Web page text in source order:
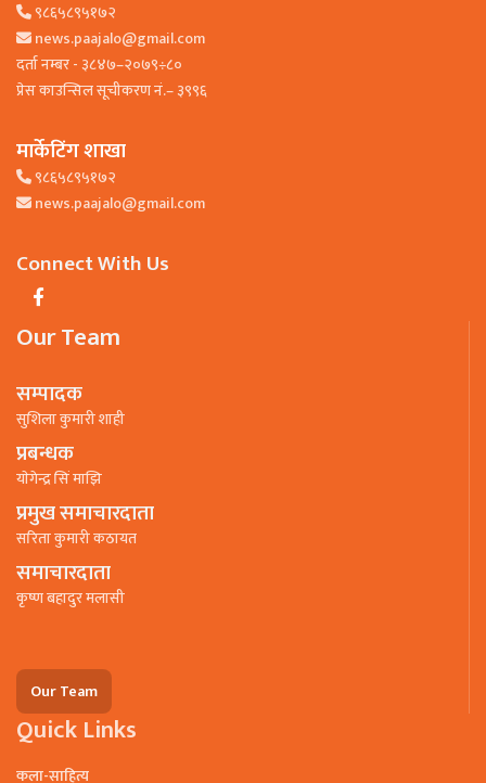
९८६५८९५१७२
news.paajalo@gmail.com
दर्ता नम्बर - ३८४७–२०७९÷८०
प्रेस काउन्सिल सूचीकरण नं.– ३९९६
मार्केटिंग शाखा
९८६५८९५१७२
news.paajalo@gmail.com
Connect With Us
Our Team
सम्पादक
सुशिला कुमारी शाही
प्रबन्धक
याेगेन्द्र सिं माझि
प्रमुख समाचारदाता
सरिता कुमारी कठायत
समाचारदाता
कृष्ण बहादुर मलासी
Our Team
Quick Links
कला-साहित्य